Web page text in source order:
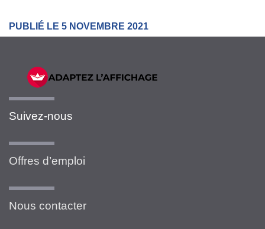
PUBLIÉ LE 5 NOVEMBRE 2021
Suivez-nous
Offres d’emploi
Nous contacter